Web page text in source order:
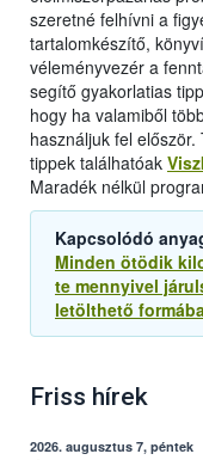
szeretné felhívni a
tartalomkészítő,
véleményvezér a
segítő gyakorlatias
hogy ha valamiből
használjuk fel
tippek találhatóak
Maradék nélkül
Kapcsolódó
Minden ötödik
te mennyivel
letölthető
Friss hírek
2026. augusztus 7, péntek